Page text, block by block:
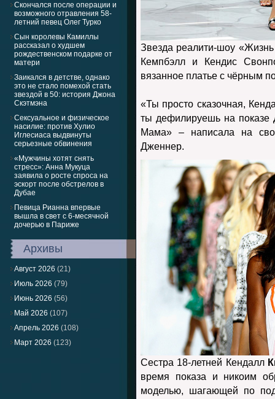
Скончался после операции и
возможного отравления 58-
летний певец Олег Турко
Сын королевы Камиллы
рассказал о худшем
рождественском подарке от
матери
Заикался в детстве, однако
это не стало помехой стать
звездой в 50: история Джона
Скэтмэна
Сексуальное и физическое
насилие: против Хулио
Иглесиаса выдвинуты
серьезные обвинения
«Мужчины хотят снять
стресс»: Анна Мукуца
заявила о росте спроса на
эскорт после обстрелов в
Дубае
Певица Рианна впервые
вышла в свет с 6-месячной
дочерью в Париже
Архивы
Август 2026 (21)
Июль 2026 (79)
Июнь 2026 (56)
Май 2026 (107)
Апрель 2026 (108)
Март 2026 (123)
Звезда реалити-шоу
Кемпбэлл и Кендис
вязанное платье с чёрным
«Ты просто сказочная,
ты дефилируешь на показе
Мама» – написала на
Дженнер.
Сестра 18-летней Кендалл
время показа и никоим
моделью, шагающей по